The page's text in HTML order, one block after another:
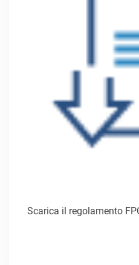
Scarica il regolamento